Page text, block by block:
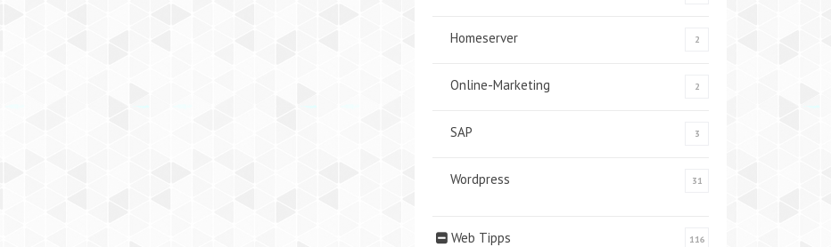
Homeserver 2
Online-Marketing 2
SAP 3
Wordpress 31
Web Tipps 116